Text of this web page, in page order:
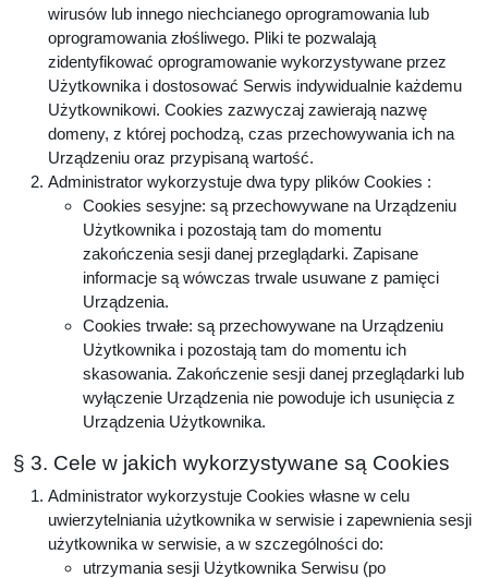
wirusów lub innego niechcianego oprogramowania lub
oprogramowania złośliwego. Pliki te pozwalają
zidentyfikować oprogramowanie wykorzystywane przez
Użytkownika i dostosować Serwis indywidualnie każdemu
Użytkownikowi. Cookies zazwyczaj zawierają nazwę
domeny, z której pochodzą, czas przechowywania ich na
Urządzeniu oraz przypisaną wartość.
Administrator wykorzystuje dwa typy plików Cookies :
Cookies sesyjne: są przechowywane na Urządzeniu
Użytkownika i pozostają tam do momentu
zakończenia sesji danej przeglądarki. Zapisane
informacje są wówczas trwale usuwane z pamięci
Urządzenia.
Cookies trwałe: są przechowywane na Urządzeniu
Użytkownika i pozostają tam do momentu ich
skasowania. Zakończenie sesji danej przeglądarki lub
wyłączenie Urządzenia nie powoduje ich usunięcia z
Urządzenia Użytkownika.
§ 3. Cele w jakich wykorzystywane są Cookies
Administrator wykorzystuje Cookies własne w celu
uwierzytelniania użytkownika w serwisie i zapewnienia sesji
użytkownika w serwisie, a w szczególności do:
utrzymania sesji Użytkownika Serwisu (po